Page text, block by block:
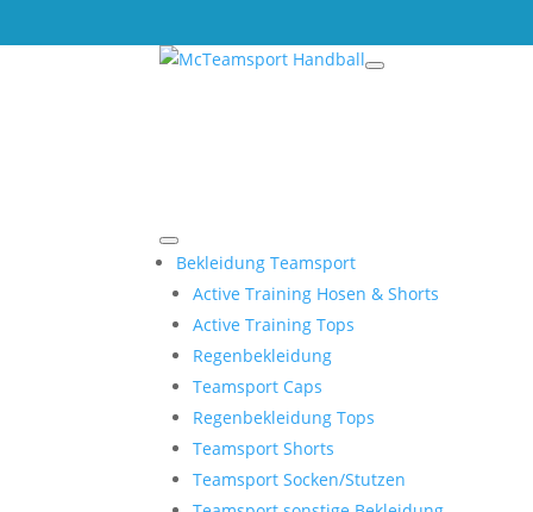
Bekleidung Teamsport
Active Training Hosen & Shorts
Active Training Tops
Regenbekleidung
Teamsport Caps
Regenbekleidung Tops
Teamsport Shorts
Teamsport Socken/Stutzen